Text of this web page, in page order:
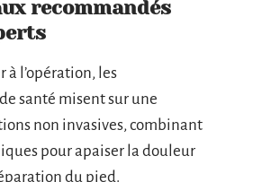
recommandés
à l’opération, les
santé misent sur une
non invasives, combinant
pour apaiser la douleur
du pied.